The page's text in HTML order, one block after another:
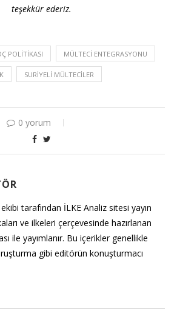
teşekkür ederiz.
POLITIKASI MÜLTECI ENTEGRASYONU
SURIYELI MÜLTECILER
0 yorum
ekibi tarafından İLKE Analiz sitesi yayın
ve ilkeleri çerçevesinde hazırlanan
ile yayımlanır. Bu içerikler genellikle
gibi editörün konuşturmacı